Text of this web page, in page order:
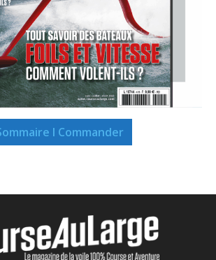
I Commander